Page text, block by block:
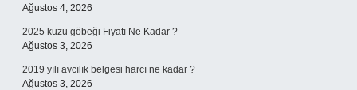
Ağustos 4, 2026
2025 kuzu göbeği Fiyatı Ne Kadar ?
Ağustos 3, 2026
2019 yılı avcılık belgesi harcı ne kadar ?
Ağustos 3, 2026